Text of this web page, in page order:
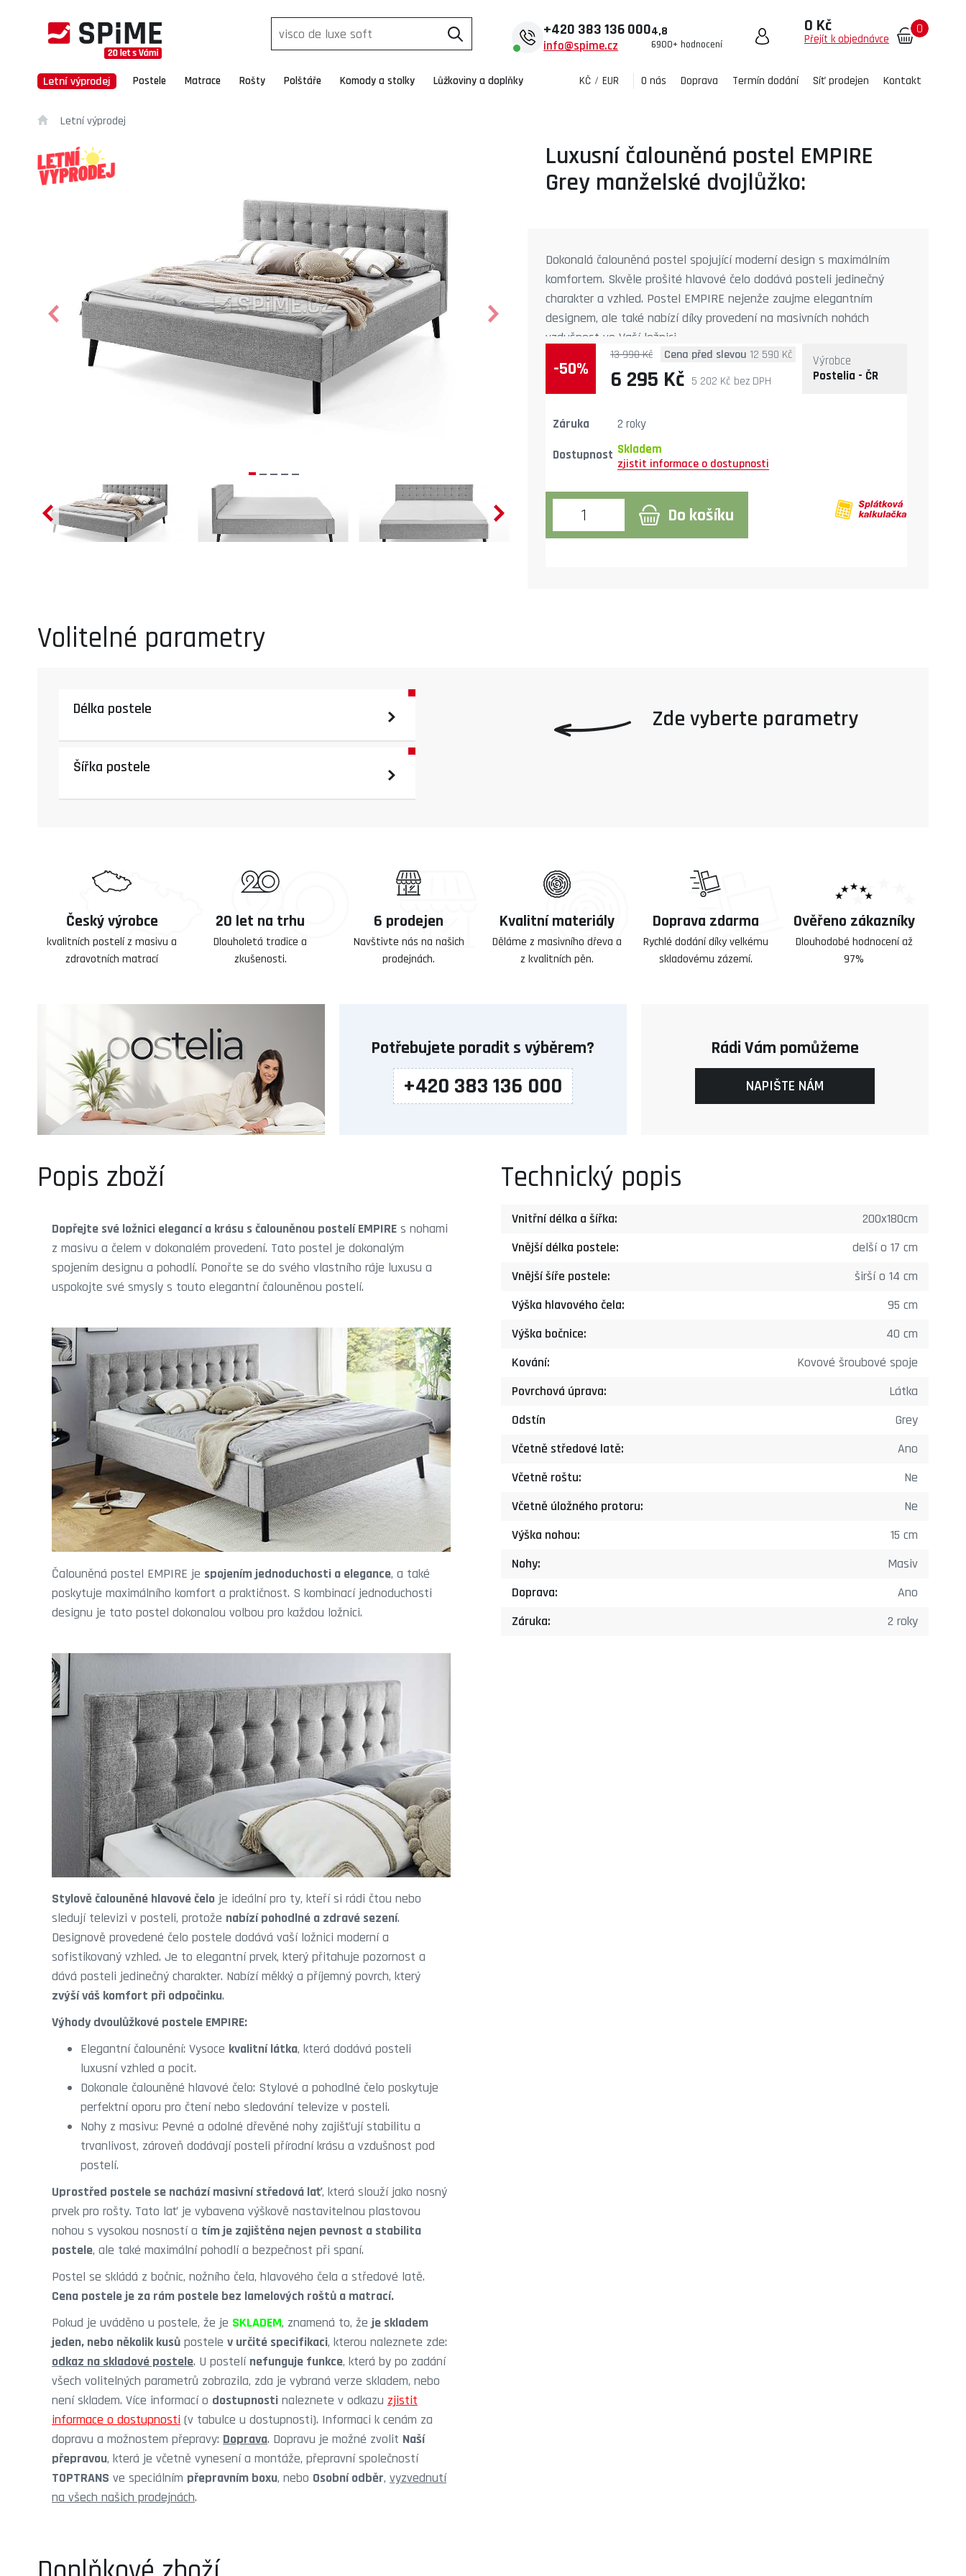
+420 383 136 000
info@spime.cz
4,8
6900+ hodnocení
0 Kč
Přejít k objednávce
0
Letní výprodej Postele Matrace Rošty Polštáře Komody a stolky Lůžkoviny a doplňky KČ / EUR O nás Doprava Termín dodání Síť prodejen Kontakt
Letní výprodej
Luxusní čalouněná postel EMPIRE
Grey manželské dvojlůžko:
Dokonalá čalouněná postel spojující moderní design s maximálním
komfortem. Skvěle prošité hlavové čelo dodává posteli jedinečný
charakter a vzhled. Postel EMPIRE nejenže zaujme elegantním
designem, ale také nabízí díky provedení na masivních nohách
vzdušnost ve Vaší ložnici.
-50% 6 295 Kč bez DPH
5 202 Kč
13 990 Kč Cena před slevou 12 590 Kč
Výrobce
Postelia - ČR
Záruka
2 roky
Dostupnost Skladem
Do košíku
Volitelné parametry
Délka postele
Šířka postele
Český výrobce
kvalitních postelí z masivu a
zdravotních matrací
20 let na trhu
Dlouholetá tradice a
zkušenosti.
6 prodejen
Navštivte nás na našich
prodejnách.
Kvalitní materiály
Děláme z masivního dřeva a
z kvalitních pěn.
Doprava zdarma
Rychlé dodání díky velkému
skladovému zázemí.
Ověřeno zákazníky
Dlouhodobé hodnocení až
97%
Potřebujete poradit s výběrem?
+420 383 136 000
Rádi Vám pomůžeme
NAPIŠTE NÁM
Popis zboží
Dopřejte své ložnici elegancí a krásu s čalouněnou postelí EMPIRE s nohami
z masivu a čelem v dokonalém provedení. Tato postel je dokonalým
spojením designu a pohodlí. Ponořte se do svého vlastního ráje luxusu a
uspokojte své smysly s touto elegantní čalouněnou postelí.
Čalouněná postel EMPIRE je spojením jednoduchosti a elegance, a také
poskytuje maximálního komfort a praktičnost. S kombinací jednoduchosti
designu je tato postel dokonalou volbou pro každou ložnici.
Stylově čalouněné hlavové čelo je ideální pro ty, kteří si rádi čtou nebo
sledují televizi v posteli, protože nabízí pohodlné a zdravé sezení.
Designově provedené čelo postele dodává vaší ložnici moderní a
sofistikovaný vzhled. Je to elegantní prvek, který přitahuje pozornost a
dává posteli jedinečný charakter. Nabízí měkký a příjemný povrch, který
zvýší váš komfort při odpočinku.
Výhody dvoulůžkové postele EMPIRE:
Elegantní čalounění: Vysoce kvalitní látka, která dodává posteli
luxusní vzhled a pocit.
Dokonale čalouněné hlavové čelo: Stylové a pohodlné čelo poskytuje
perfektní oporu pro čtení nebo sledování televize v posteli.
Nohy z masivu: Pevné a odolné dřevěné nohy zajišťují stabilitu a
trvanlivost, zároveň dodávají posteli přírodní krásu a vzdušnost pod
postelí.
Uprostřed postele se nachází masivní středová lať, která slouží jako nosný
prvek pro rošty. Tato lať je vybavena výškově nastavitelnou plastovou
nohou s vysokou nosností a tím je zajištěna nejen pevnost a stabilita
postele, ale také maximální pohodlí a bezpečnost při spaní.
Postel se skládá z bočnic, nožního čela, hlavového čela a středové latě.
Cena postele je za rám postele bez lamelových roštů a matrací.
Pokud je uváděno u postele, že je SKLADEM, znamená to, žeje skladem
jeden, nebo několik kusů postele v určité specifikaci, kterou naleznete zde:
odkaz na skladové postele. U postelí nefunguje funkce, která by po zadání
všech volitelných parametrů zobrazila, zda je vybraná verze skladem, nebo
není skladem. Více informací o dostupnosti naleznete v odkazu zjistit
informace o dostupnosti (v tabulce u dostupnosti). Informaci k cenám za
dopravu a možnostem přepravy: Doprava. Dopravu je možné zvolit Naší
přepravou, která je včetně vynesení a montáže, přepravní společností
TOPTRANS ve speciálním přepravním boxu, nebo Osobní odběr, vyzvednutí
na všech našich prodejnách.
Technický popis
Vnitřní délka a šířka:
200x180cm
Vnější délka postele:
delší o 17 cm
Vnější šíře postele:
širší o 14 cm
Výška hlavového čela:
95 cm
Výška bočnice:
40 cm
Kování:
Kovové šroubové spoje
Povrchová úprava:
Látka
Odstín
Grey
Včetně středové latě:
Ano
Včetně roštu:
Ne
Včetně úložného protoru:
Ne
Výška nohou:
15 cm
Nohy:
Masiv
Doprava:
Ano
Záruka:
2 roky